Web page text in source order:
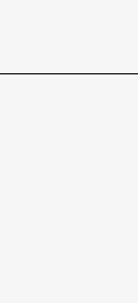
没有战胜
不言而喻
土耳其人
，更加深了
2006）在